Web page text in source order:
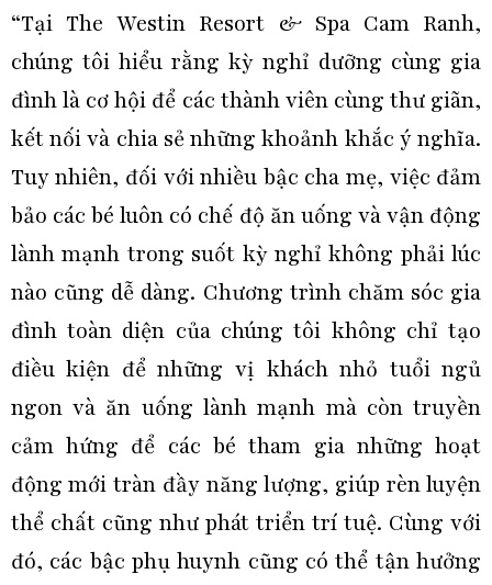
“Tại The Westin Resort & Spa Cam Ranh,
chúng tôi hiểu rằng kỳ nghỉ dưỡng cùng gia
đình là cơ hội để các thành viên cùng thư giãn,
kết nối và chia sẻ những khoảnh khắc ý nghĩa.
Tuy nhiên, đối với nhiều bậc cha mẹ, việc đảm
bảo các bé luôn có chế độ ăn uống và vận động
lành mạnh trong suốt kỳ nghỉ không phải lúc
nào cũng dễ dàng. Chương trình chăm sóc gia
đình toàn diện của chúng tôi không chỉ tạo
điều kiện để những vị khách nhỏ tuổi ngủ
ngon và ăn uống lành mạnh mà còn truyền
cảm hứng để các bé tham gia những hoạt
động mới tràn đầy năng lượng, giúp rèn luyện
thể chất cũng như phát triển trí tuệ. Cùng với
đó, các bậc phụ huynh cũng có thể tận hưởng